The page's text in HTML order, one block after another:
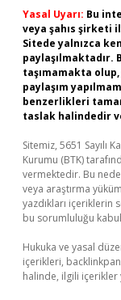
Yasal Uyarı: Bu
veya şahıs şirketi
Sitede yalnızca
taşımamakta
paylaşım
benzerlikleri
taslak halindedir
Sitemiz, 5651 Sayılı
Kurumu (BTK)
vermektedir. Bu
veya araştırma
yazdıkları içeriklerin
bu sorumluluğu
Hukuka ve yasal
içerikleri,
halinde, ilgili içerikler